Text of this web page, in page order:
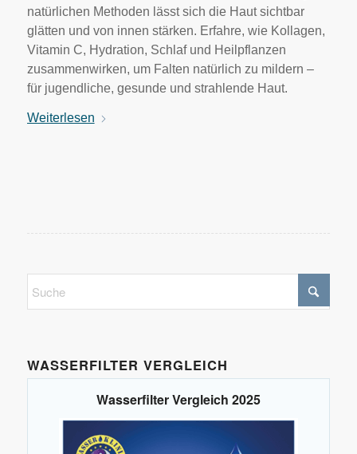
natürlichen Methoden lässt sich die Haut sichtbar
glätten und von innen stärken. Erfahre, wie Kollagen,
Vitamin C, Hydration, Schlaf und Heilpflanzen
zusammenwirken, um Falten natürlich zu mildern –
für jugendliche, gesunde und strahlende Haut.
Weiterlesen
WASSERFILTER VERGLEICH
Wasserfilter Vergleich 2025